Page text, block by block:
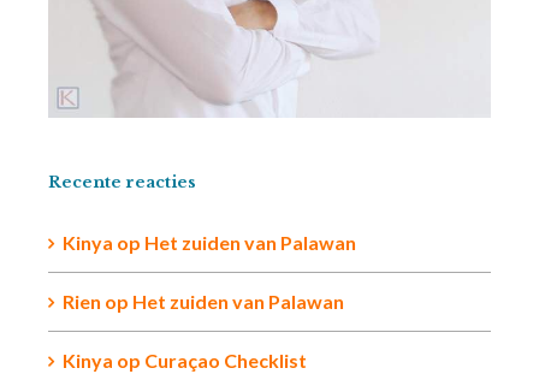
Recente reacties
Kinya op Het zuiden van Palawan
Rien op Het zuiden van Palawan
Kinya op Curaçao Checklist